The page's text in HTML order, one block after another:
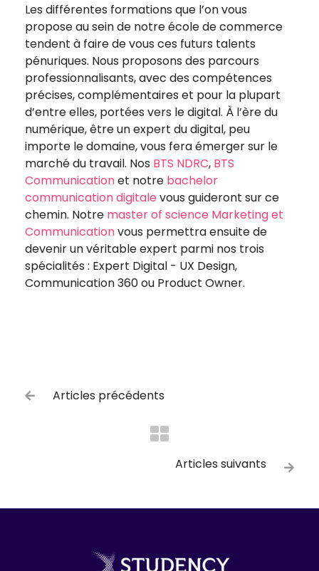
Les différentes formations que l’on vous
propose au sein de notre école de commerce
tendent à faire de vous ces futurs talents
pénuriques. Nous proposons des parcours
professionnalisants, avec des compétences
précises, complémentaires et pour la plupart
d’entre elles, portées vers le digital. À l’ère du
numérique, être un expert du digital, peu
importe le domaine, vous fera émerger sur le
marché du travail. Nos BTS NDRC, BTS
Communicationet notre bachelor
communication digitale vous guideront sur ce
chemin. Notre master of science Marketing et
Communicationvous permettra ensuite de
devenir un véritable expert parmi nos trois
spécialités : Expert Digital - UX Design,
Communication 360 ou Product Owner.
 Articles précédents
Articles suivants 